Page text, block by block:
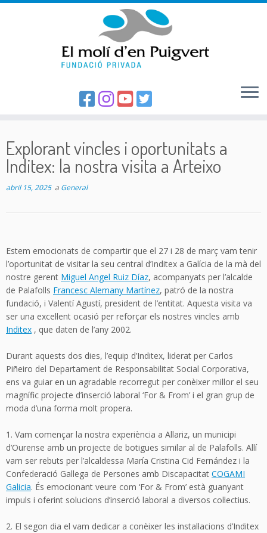
to
content
Explorant vincles i oportunitats a
Inditex: la nostra visita a Arteixo
abril 15, 2025a General
Estem emocionats de compartir que el 27 i 28 de març vam tenir
l’oportunitat de visitar la seu central d’Inditex a Galícia de la mà del
nostre gerent Miguel Angel Ruiz Díaz, acompanyats per l’alcalde
de Palafolls Francesc Alemany Martínez, patró de la nostra
fundació, i Valentí Agustí, president de l’entitat. Aquesta visita va
ser una excel·lent ocasió per reforçar els nostres vincles amb
Inditex , que daten de l’any 2002.
Durant aquests dos dies, l’equip d’Inditex, liderat per Carlos
Piñeiro del Departament de Responsabilitat Social Corporativa,
ens va guiar en un agradable recorregut per conèixer millor el seu
magnífic projecte d’inserció laboral ‘For & From’ i el gran grup de
moda d’una forma molt propera.
1. Vam començar la nostra experiència a Allariz, un municipi
d’Ourense amb un projecte de botigues similar al de Palafolls. Allí
vam ser rebuts per l’alcaldessa María Cristina Cid Fernández i la
Confederació Gallega de Persones amb Discapacitat COGAMI
Galicia. És emocionant veure com ‘For & From’ està guanyant
impuls i oferint solucions d’inserció laboral a diversos col·lectius.
2. El segon dia el vam dedicar a conèixer les instal·lacions d’Inditex